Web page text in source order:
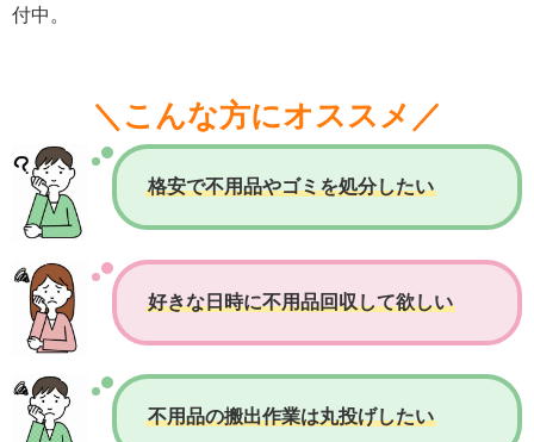
付中。
＼こんな方にオススメ／
格安で不用品やゴミを処分したい
好きな日時に不用品回収して欲しい
不用品の搬出作業は丸投げしたい